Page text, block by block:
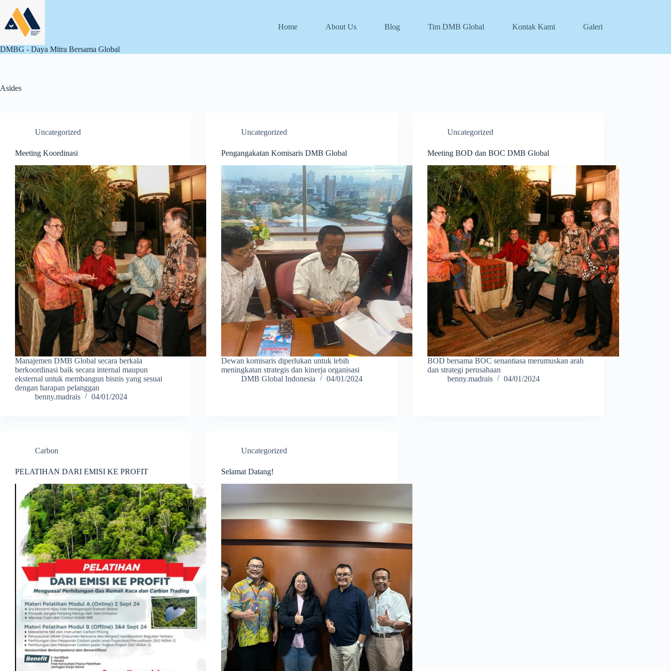
content
DMBG - Daya Mitra Bersama Global
Home About Us Blog Tim DMB Global Kontak Kami Galeri
Asides
Uncategorized
Meeting Koordinasi
Manajemen DMB Global secara berkala
berkoordinasi baik secara internal maupun
eksternal untuk membangun bisnis yang sesuai
dengan harapan pelanggan
benny.madrais
04/01/2024
Uncategorized
Pengangakatan Komisaris DMB Global
Dewan komisaris diperlukan untuk lebih
meningkatan strategis dan kinerja organisasi
DMB Global Indonesia
04/01/2024
Uncategorized
Meeting BOD dan BOC DMB Global
BOD bersama BOC senantiasa merumuskan arah
dan strategi perusahaan
benny.madrais
04/01/2024
Carbon
PELATIHAN DARI EMISI KE PROFIT
Uncategorized
Selamat Datang!